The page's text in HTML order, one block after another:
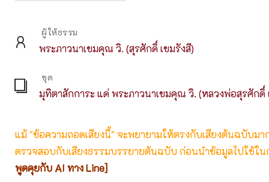
ผู้ให้ธรรม
พระภาวนาเขมคุณ วิ. (สุรศักดิ์ เขมรังสี)
ชุด
มุทิตาสักการะ แด่ พระภาวนาเขมคุณ วิ. (หลวงพ่อสุรศักดิ์
แม้ "ข้อความถอดเสียงนี้" จะพยายามให้ตรงกับเสียงต้นฉบับม
ตรวจสอบกับเสียงธรรมบรรยายต้นฉบับ ก่อนนำข้อมูลไปใช้ใน
พูดคุยกับ AI ทาง Line]